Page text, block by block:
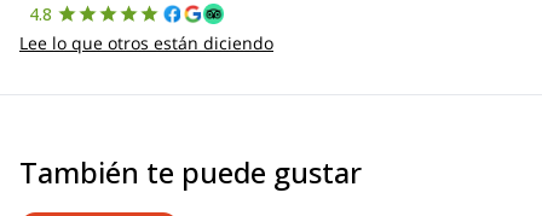
4.8
Lee lo que otros están diciendo
También te puede gustar